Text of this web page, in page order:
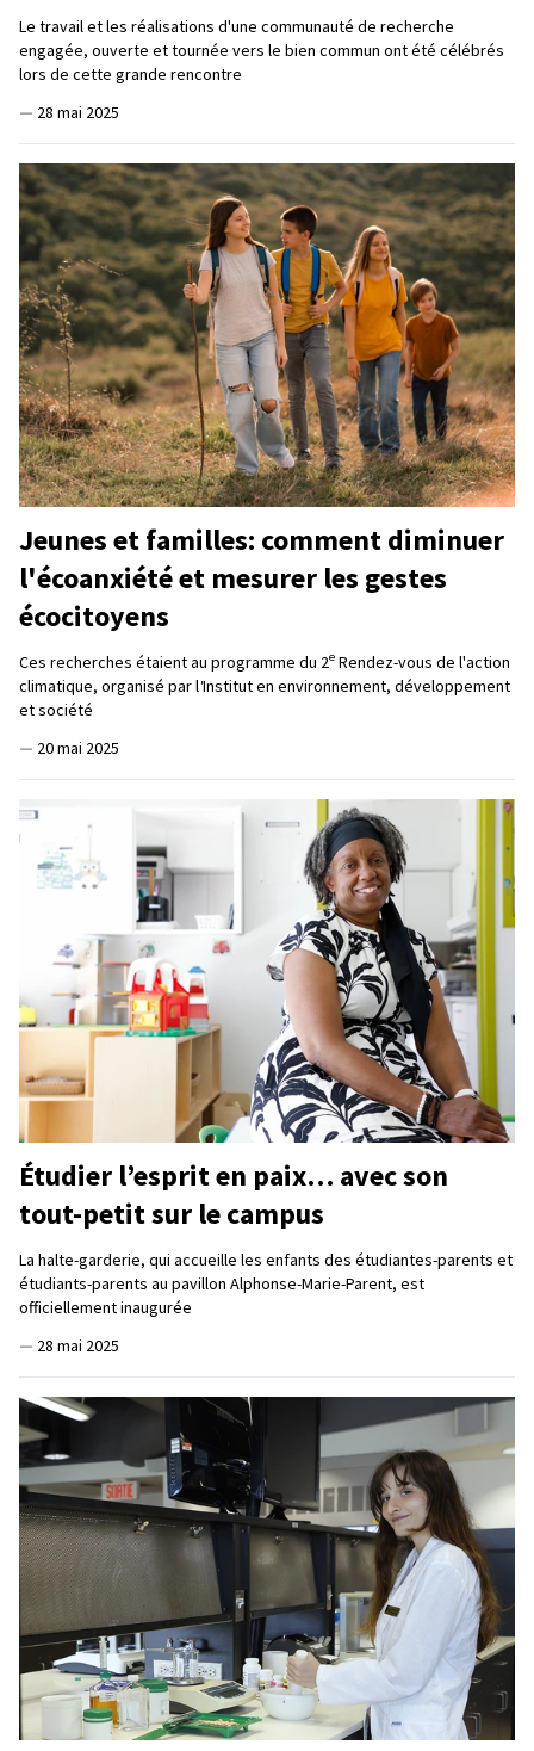
Le travail et les réalisations d'une communauté de recherche
engagée, ouverte et tournée vers le bien commun ont été célébrés
lors de cette grande rencontre
— 28 mai 2025
Jeunes et familles: comment diminuer
l'écoanxiété et mesurer les gestes
écocitoyens
Ces recherches étaient au programme du 2e Rendez-vous de l'action
climatique, organisé par l'Institut en environnement, développement
et société
— 20 mai 2025
Étudier l’esprit en paix… avec son
tout-petit sur le campus
La halte-garderie, qui accueille les enfants des étudiantes-parents et
étudiants-parents au pavillon Alphonse-Marie-Parent, est
officiellement inaugurée
— 28 mai 2025